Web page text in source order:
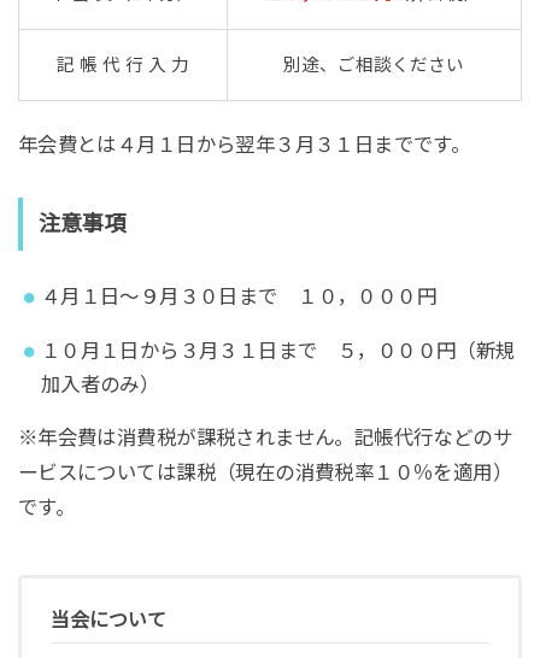
記 帳 代 行 入 力 別途、ご相談ください
年会費とは４月１日から翌年３月３１日までです。
注意事項
４月１日～９月３０日まで １０，０００円
１０月１日から３月３１日まで ５，０００円（新規
加入者のみ）
※年会費は消費税が課税されません。記帳代行などのサ
ービスについては課税（現在の消費税率１０％を適用）
です。
当会について